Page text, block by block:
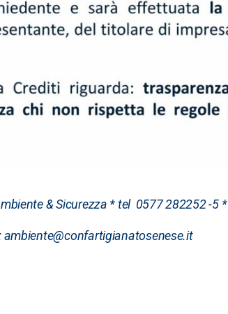
& Sicurezza *tel 0577 282252 -5 *
ambiente@confartigianatosenese.it